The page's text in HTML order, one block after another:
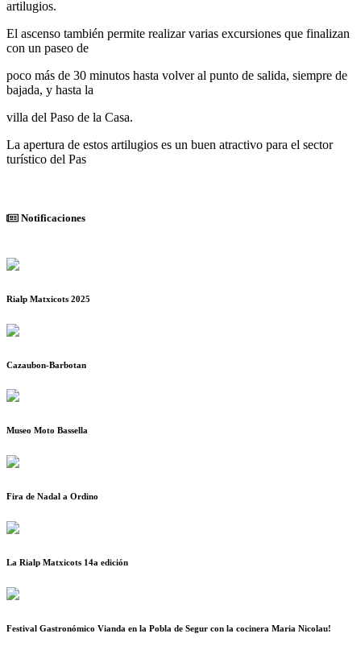
artilugios.
El ascenso también permite realizar varias excursiones que finalizan
con un paseo de
poco más de 30 minutos hasta volver al punto de salida, siempre de
bajada, y hasta la
villa del Paso de la Casa.
La apertura de estos artilugios es un buen atractivo para el sector
turístico del Pas
Notificaciones
Rialp Matxicots 2025
Cazaubon-Barbotan
Museo Moto Bassella
Fira de Nadal a Ordino
La Rialp Matxicots 14a edición
Festival Gastronómico Vianda en la Pobla de Segur con la cocinera Maria Nicolau!